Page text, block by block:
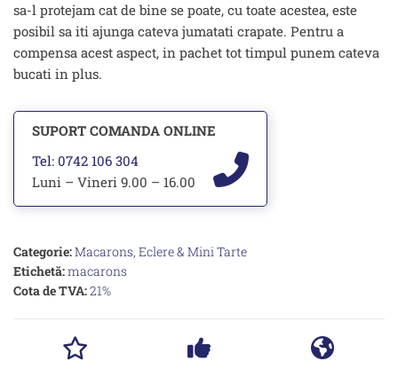
sa-l protejam cat de bine se poate, cu toate acestea, este
posibil sa iti ajunga cateva jumatati crapate. Pentru a
compensa acest aspect, in pachet tot timpul punem cateva
bucati in plus.
SUPORT COMANDA ONLINE
Tel: 0742 106 304
Luni – Vineri 9.00 – 16.00
Categorie:Macarons, Eclere & Mini Tarte
Etichetă:macarons
Cota de TVA:21%